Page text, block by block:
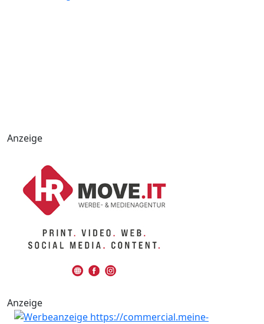
Anzeige
Anzeige